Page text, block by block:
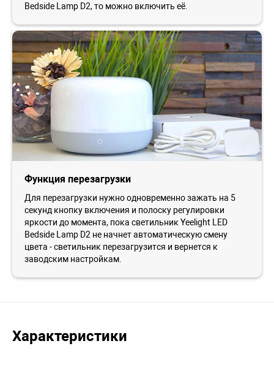
Bedside Lamp D2, то можно включить её.
Функция перезагрузки
Для перезагрузки нужно одновременно зажать на 5
секунд кнопку включения и полоску регулировки
яркости до момента, пока светильник Yeelight LED
Bedside Lamp D2 не начнет автоматическую смену
цвета - светильник перезагрузится и вернется к
заводским настройкам.
Характеристики